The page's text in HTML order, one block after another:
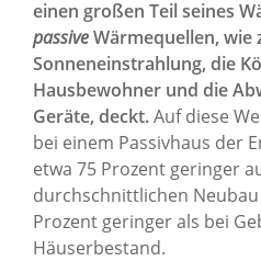
einen großen Teil seines
passiveWärmequellen, wie
Sonneneinstrahlung, die
Hausbewohner und die
Geräte, deckt.Auf diese
bei einem Passivhaus der
etwa 75 Prozent geringer
durchschnittlichen
Prozent geringer als bei
Häuserbestand.